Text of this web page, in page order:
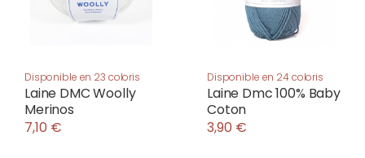
Disponible en 23 coloris
Laine DMC Woolly
Merinos
7,10 €
Disponible en 24 coloris
Laine Dmc 100% Baby
Coton
3,90 €